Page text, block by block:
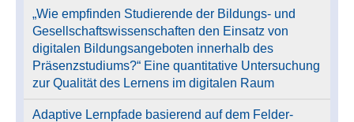
„Wie empfinden Studierende der Bildungs- und
Gesellschaftswissenschaften den Einsatz von
digitalen Bildungsangeboten innerhalb des
Präsenzstudiums?“ Eine quantitative Untersuchung
zur Qualität des Lernens im digitalen Raum
Adaptive Lernpfade basierend auf dem Felder-